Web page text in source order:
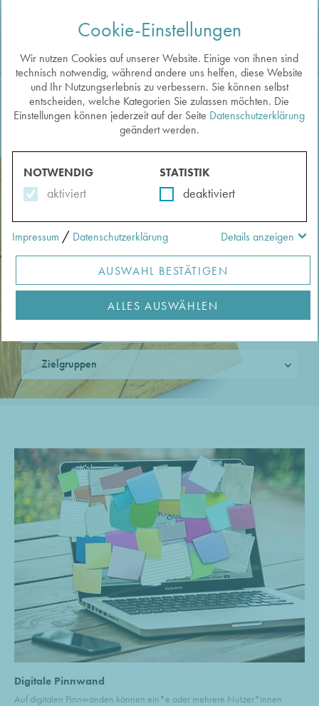
Sortieren: Neueste zuerst
METHODENim Überblick
Filter löschen
Anwendung auf Exponate
Passende Aspekte
Zielgruppen
Digitale Pinnwand
Auf digitalen Pinnwänden können ein*e oder mehrere Nutzer*innen
Cookie-Einstellungen
Wir nutzen Cookies auf unserer Website. Einige von ihnen sind
technisch notwendig, während andere uns helfen, diese Website
und Ihr Nutzungserlebnis zu verbessern. Sie können selbst
entscheiden, welche Kategorien Sie zulassen möchten. Die
Einstellungen können jederzeit auf der Seite Datenschutzerklärung
geändert werden.
NOTWENDIG
aktiviert
STATISTIK
deaktiviert
Impressum / Datenschutzerklärung Details anzeigen
AUSWAHL BESTÄTIGEN
ALLES AUSWÄHLEN